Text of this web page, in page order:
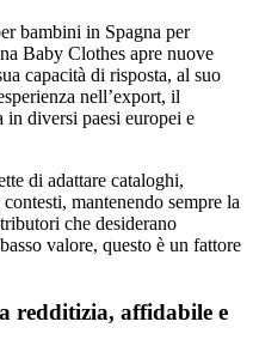
bambini in Spagna per
Baby Clothes apre nuove
capacità di risposta, al suo
nell’export, il
in diversi paesi europei e
di adattare cataloghi,
mantenendo sempre la
che desiderano
valore, questo è un fattore
redditizia, affidabile e